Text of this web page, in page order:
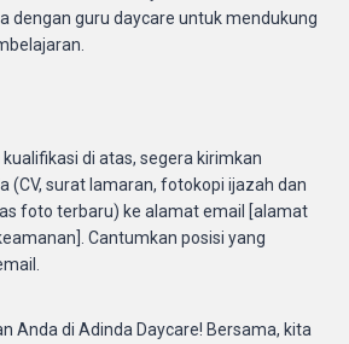
dengan guru daycare untuk mendukung
di atas, segera kirimkan
(CV, surat lamaran, fotokopi ijazah dan
foto terbaru) ke alamat email [alamat
Cantumkan posisi yang
Anda di Adinda Daycare! Bersama, kita